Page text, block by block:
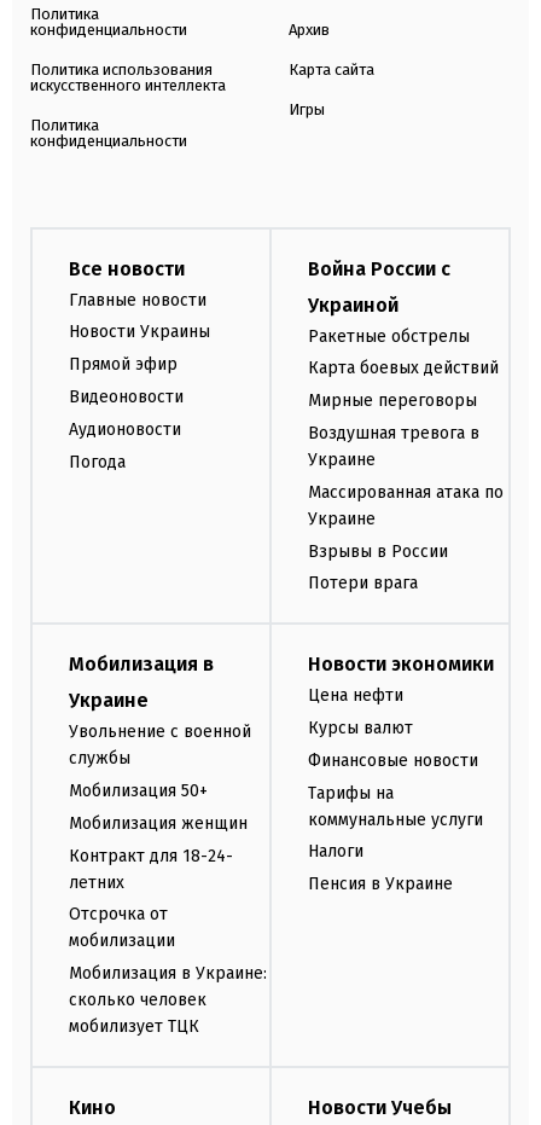
Политика
конфиденциальности
Политика использования
искусственного интеллекта
Политика
конфиденциальности
Архив
Карта сайта
Игры
Все новости
Главные новости
Новости Украины
Прямой эфир
Видеоновости
Аудионовости
Погода
Война России с
Украиной
Ракетные обстрелы
Карта боевых действий
Мирные переговоры
Воздушная тревога в
Украине
Массированная атака по
Украине
Взрывы в России
Потери врага
Мобилизация в
Украине
Увольнение с военной
службы
Мобилизация 50+
Мобилизация женщин
Контракт для 18-24-
летних
Отсрочка от
мобилизации
Мобилизация в Украине:
сколько человек
мобилизует ТЦК
Новости экономики
Цена нефти
Курсы валют
Финансовые новости
Тарифы на
коммунальные услуги
Налоги
Пенсия в Украине
Кино Новости Учебы